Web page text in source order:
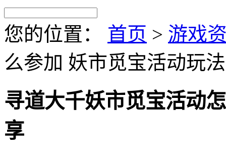
您的位置： 首页 > 游戏
么参加 妖市觅宝活动玩
寻道大千妖市觅宝活动
享